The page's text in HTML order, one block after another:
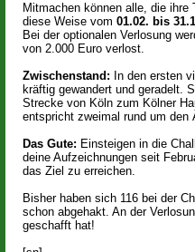
Mitmachen können alle, die
diese Weise vom 01.02. bis
Bei der optionalen Verlosung
von 2.000 Euro verlost.
Zwischenstand: In den ersten
kräftig gewandert und geradelt.
Strecke von Köln zum Kölner
entspricht zweimal rund um
Das Gute: Einsteigen in die
deine Aufzeichnungen seit
das Ziel zu erreichen.
Bisher haben sich 116 bei der
schon abgehakt. An der
geschafft hat!